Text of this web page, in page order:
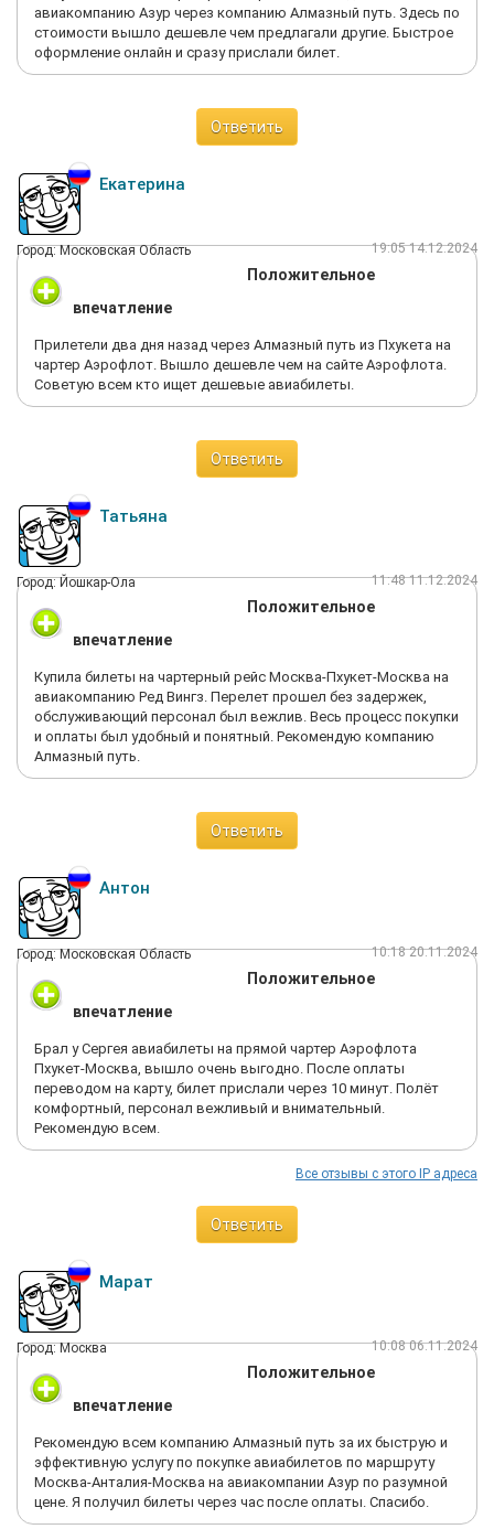
авиакомпанию Азур через компанию Алмазный путь. Здесь по
стоимости вышло дешевле чем предлагали другие. Быстрое
оформление онлайн и сразу прислали билет.
Ответить
Екатерина
Город: Московская Область 19:05 14.12.2024
Положительное
впечатление
Прилетели два дня назад через Алмазный путь из Пхукета на
чартер Аэрофлот. Вышло дешевле чем на сайте Аэрофлота.
Советую всем кто ищет дешевые авиабилеты.
Ответить
Татьяна
Город: Йошкар-Ола 11:48 11.12.2024
Положительное
впечатление
Купила билеты на чартерный рейс Москва-Пхукет-Москва на
авиакомпанию Ред Вингз. Перелет прошел без задержек,
обслуживающий персонал был вежлив. Весь процесс покупки
и оплаты был удобный и понятный. Рекомендую компанию
Алмазный путь.
Ответить
Антон
Город: Московская Область 10:18 20.11.2024
Положительное
впечатление
Брал у Сергея авиабилеты на прямой чартер Аэрофлота
Пхукет-Москва, вышло очень выгодно. После оплаты
переводом на карту, билет прислали через 10 минут. Полёт
комфортный, персонал вежливый и внимательный.
Рекомендую всем.
Все отзывы с этого IP адреса
Ответить
Марат
Город: Москва 10:08 06.11.2024
Положительное
впечатление
Рекомендую всем компанию Алмазный путь за их быструю и
эффективную услугу по покупке авиабилетов по маршруту
Москва-Анталия-Москва на авиакомпании Азур по разумной
цене. Я получил билеты через час после оплаты. Спасибо.